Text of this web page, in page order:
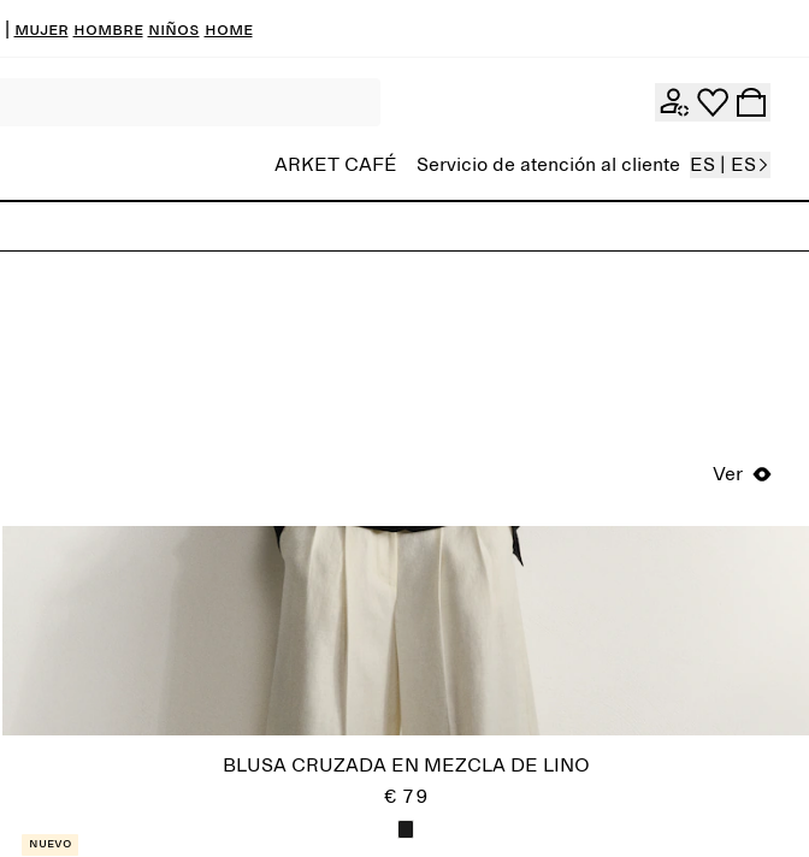
MUJER HOMBRE NIÑOS HOME
ARKET CAFÉ Servicio de atención al cliente ES | ES
Ver
BLUSA CRUZADA EN MEZCLA DE LINO
€ 79
Nuevo